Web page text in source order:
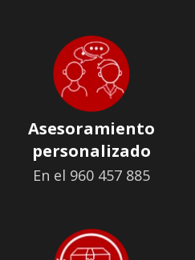
Asesoramiento
personalizado
En el 960 457 885